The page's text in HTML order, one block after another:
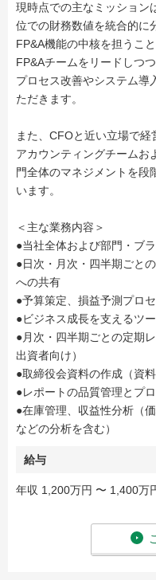
現時点での主なミッション
位での財務数値を統合的に
FP&A機能の中核を担うこと
FP&Aチームをリードしつ
プロセス改善やシステム導
ただきます。
また、CFOと近い立場で経
アカウンティングチームお
門全体のマネジメントを段
います。
＜主な業務内容＞
●当社全体および部門・ブ
●日次・月次・四半期ごと
への共有
●予算策定、損益予測プロ
●ビジネス成長を支えるツ
●月次・四半期ごとの定期
出資者向け）
●取締役会資料の作成（資料
●レポートの品質管理とプ
●在庫管理、収益性分析（
などの分析を含む）
給与
年収 1,200万円 〜 1,400万